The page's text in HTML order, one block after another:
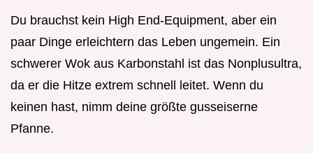
Du brauchst kein High End-Equipment, aber ein
paar Dinge erleichtern das Leben ungemein. Ein
schwerer Wok aus Karbonstahl ist das Nonplusultra,
da er die Hitze extrem schnell leitet. Wenn du
keinen hast, nimm deine größte gusseiserne
Pfanne.